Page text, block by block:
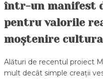
într-un manifest
pentru valorile
moștenire
Alături de recentul proiect
mult decât simple creații